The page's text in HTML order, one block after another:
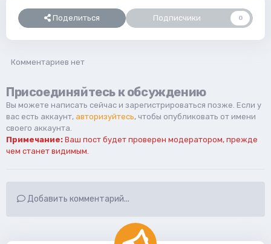
Поделиться Подписчики 0
Комментариев нет
Присоединяйтесь к обсуждению
Вы можете написать сейчас и зарегистрироваться позже. Если у
вас есть аккаунт, авторизуйтесь, чтобы опубликовать от имени
своего аккаунта.
Примечание: Ваш пост будет проверен модератором, прежде
чем станет видимым.
Добавить комментарий...